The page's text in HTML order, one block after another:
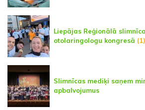
Liepājas Reģionālā
otolaringologu kongresā (1)
Slimnīcas mediķi saņem
apbalvojumus